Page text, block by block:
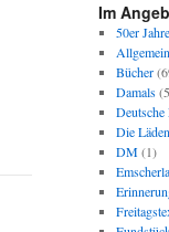
Im
50er Jahre
Allgemein
Bücher
Damals
Die
DM(1)